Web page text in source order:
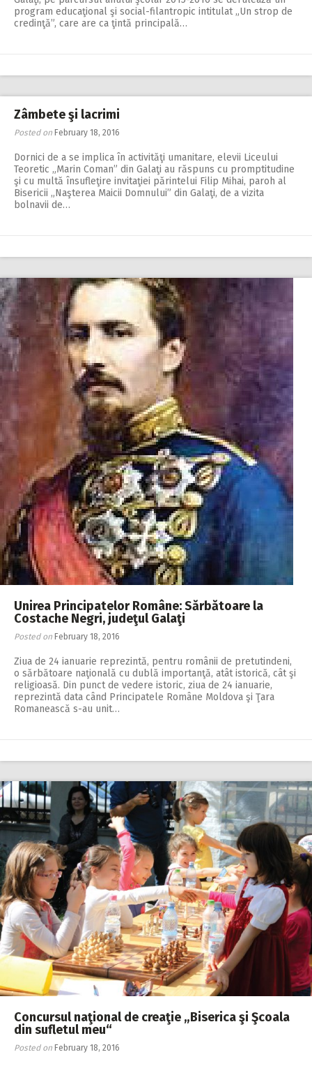
program educaţional şi social-filantropic intitulat „Un strop de
credinţă”, care are ca ţintă principală…
Zâmbete şi lacrimi
Posted on February 18, 2016
Dornici de a se im­plica în activităţi uma­nitare, elevii Lice­ului
Teoretic „Marin Coman” din Galaţi au răspuns cu promptitudine
şi cu multă însufleţire invitaţiei părintelui Filip Mihai, paroh al
Bisericii „Naşterea Maicii Domnului” din Galaţi, de a vizita
bolnavii de…
Unirea Principatelor Române: Sărbătoare la
Costache Negri, judeţul Galaţi
Posted on February 18, 2016
Ziua de 24 ianuarie reprezintă, pentru românii de pretutindeni,
o sărbătoare naţională cu dublă importanţă, atât istorică, cât şi
religioasă. Din punct de vedere istoric, ziua de 24 ianuarie,
reprezintă data când Principatele Române Moldova şi Ţara
Romanească s-au unit…
Concursul naţional de creaţie „Biserica şi Şcoala
din sufletul meu“
Posted on February 18, 2016